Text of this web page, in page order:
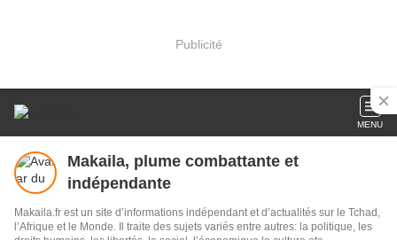
Publicité
MENU
Makaila, plume combattante et
indépendante
Makaila.fr est un site d’informations indépendant et d’actualités sur le Tchad,
l’Afrique et le Monde. Il traite des sujets variés entre autres: la politique, les